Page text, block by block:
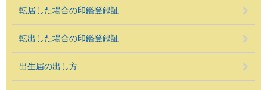
転居した場合の印鑑登録証
転出した場合の印鑑登録証
出生届の出し方